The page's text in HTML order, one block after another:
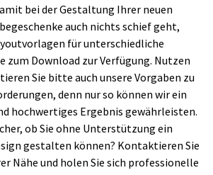
bei der Gestaltung Ihrer neuen
auch nichts schief geht,
für unterschiedliche
zum Download zur Verfügung. Nutzen
Sie bitte auch unsere Vorgaben zu
denn nur so können wir ein
hochwertiges Ergebnis gewährleisten.
ob Sie ohne Unterstützung ein
gestalten können? Kontaktieren Sie
Nähe und holen Sie sich professionelle